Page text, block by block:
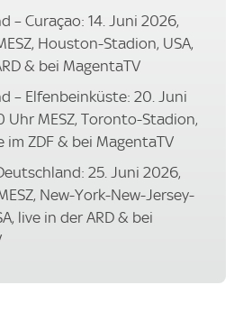
– Curaçao: 14. Juni 2026,
Houston-Stadion, USA,
& bei MagentaTV
– Elfenbeinküste: 20. Juni
Uhr MESZ, Toronto-Stadion,
im ZDF & bei MagentaTV
25. Juni 2026,
New-York-New-Jersey-
live in der ARD & bei